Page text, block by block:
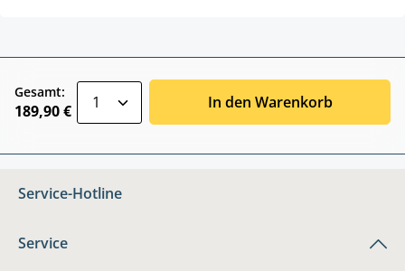
Gesamt:
189,90 € In den Warenkorb
Service-Hotline
Service